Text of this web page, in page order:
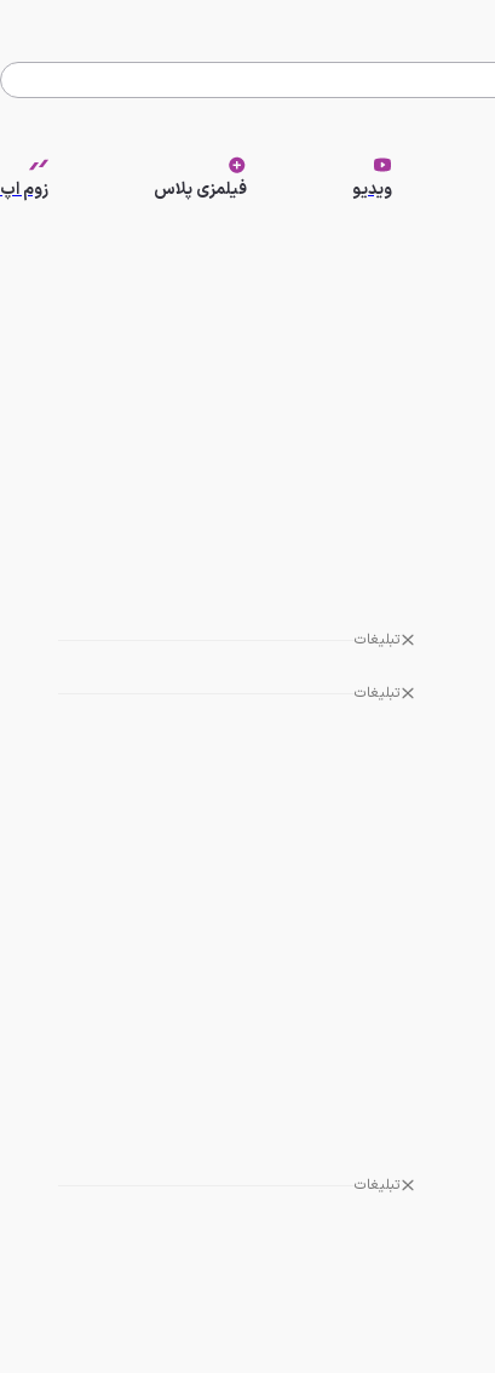
ویدیو فیلمزی پلاس زوم اپ
تبلیغات
تبلیغات
تبلیغات